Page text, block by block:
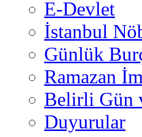
E-Devlet
İstanbul
Günlük
Ramazan
Belirli Gün
Duyurular